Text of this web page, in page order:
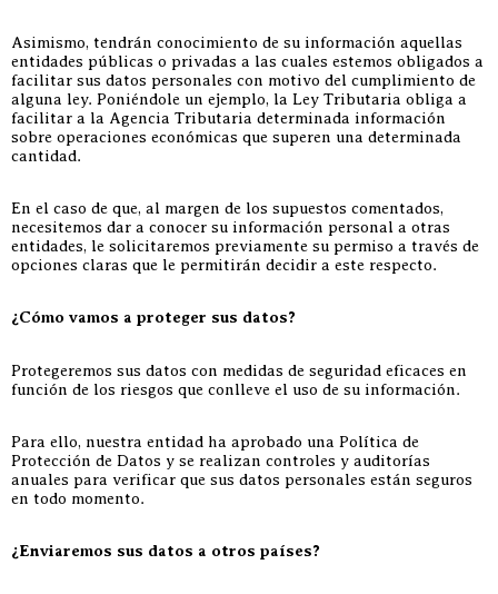
Asimismo, tendrán conocimiento de su información aquellas
entidades públicas o privadas a las cuales estemos obligados a
facilitar sus datos personales con motivo del cumplimiento de
alguna ley. Poniéndole un ejemplo, la Ley Tributaria obliga a
facilitar a la Agencia Tributaria determinada información
sobre operaciones económicas que superen una determinada
cantidad.
En el caso de que, al margen de los supuestos comentados,
necesitemos dar a conocer su información personal a otras
entidades, le solicitaremos previamente su permiso a través de
opciones claras que le permitirán decidir a este respecto.
¿Cómo vamos a proteger sus datos?
Protegeremos sus datos con medidas de seguridad eficaces en
función de los riesgos que conlleve el uso de su información.
Para ello, nuestra entidad ha aprobado una Política de
Protección de Datos y se realizan controles y auditorías
anuales para verificar que sus datos personales están seguros
en todo momento.
¿Enviaremos sus datos a otros países?